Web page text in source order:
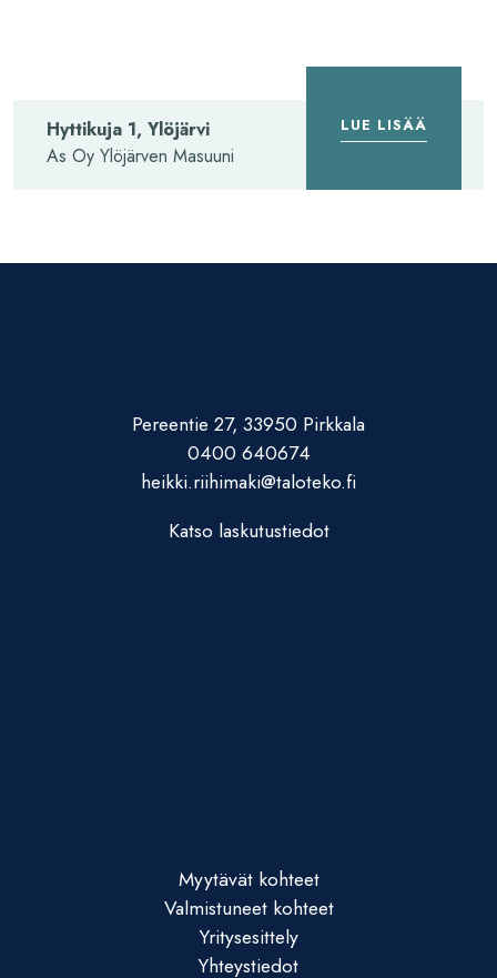
Hyttikuja 1, Ylöjärvi
As Oy Ylöjärven Masuuni
LUE LISÄÄ
Pereentie 27, 33950 Pirkkala
0400 640674
heikki.riihimaki@taloteko.fi
Katso laskutustiedot
Myytävät kohteet
Valmistuneet kohteet
Yritysesittely
Yhteystiedot